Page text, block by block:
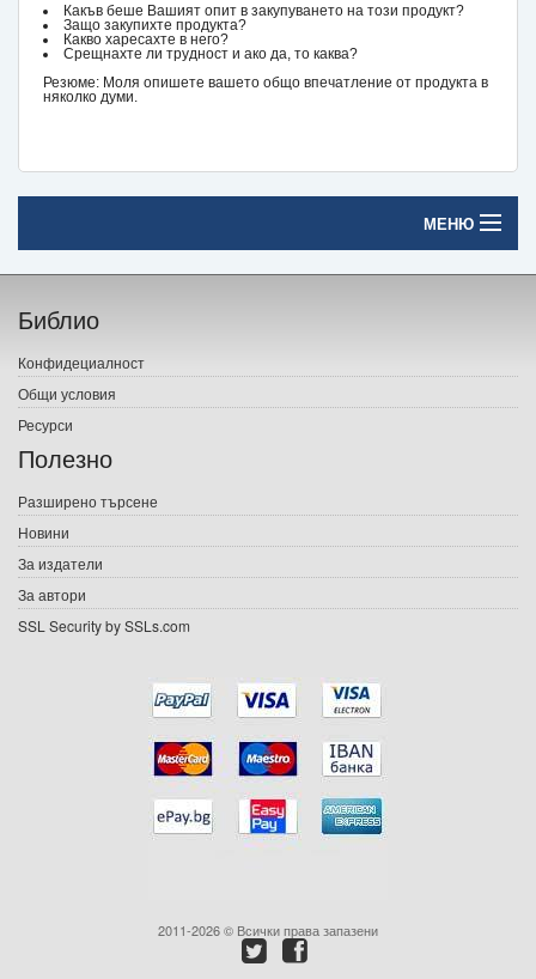
Какъв беше Вашият опит в закупуването на този продукт?
Защо закупихте продукта?
Какво харесахте в него?
Срещнахте ли трудност и ако да, то каква?
Резюме: Моля опишете вашето общо впечатление от продукта в
няколко думи.
МЕНЮ
Начало
Печатни книги
Електронни книги
Е-списания
Подаръци
Ваучери
Библио
Конфидециалност
Общи условия
Ресурси
Полезно
Разширено търсене
Новини
За издатели
За автори
SSL Security by SSLs.com
2011-2026 © Всички права запазени